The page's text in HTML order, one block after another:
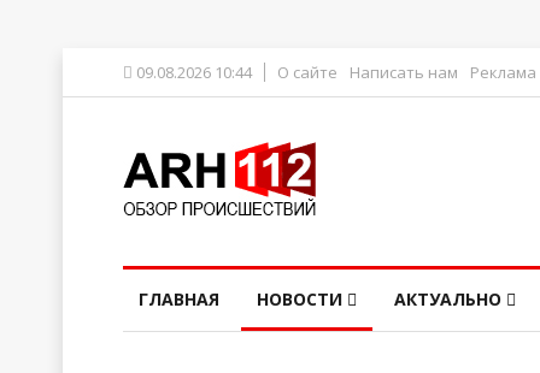
09.08.2026 10:44 О сайте Написать нам Реклама
ГЛАВНАЯ НОВОСТИ АКТУАЛЬНО